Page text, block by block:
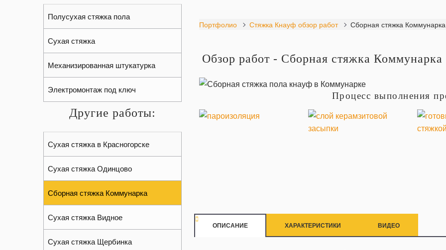
Портфолио Стяжка Кнауф обзор работ Сборная стяжка Коммунарка
Обзор работ - Сборная стяжка Коммунарка
Процесс выполнения
ОПИСАНИЕ ХАРАКТЕРИСТИКИ ВИДЕО
Полусухая стяжка пола
Сухая стяжка
Механизированная штукатурка
Электромонтаж под ключ
Другие работы:
Сухая стяжка в Красногорске
Сухая стяжка Одинцово
Сборная стяжка Коммунарка
Сухая стяжка Видное
Сухая стяжка Щербинка